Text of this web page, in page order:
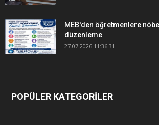
MEB'den öğretmenlere
düzenleme
27.07.2026 11:36:31
POPÜLER KATEGORİLER